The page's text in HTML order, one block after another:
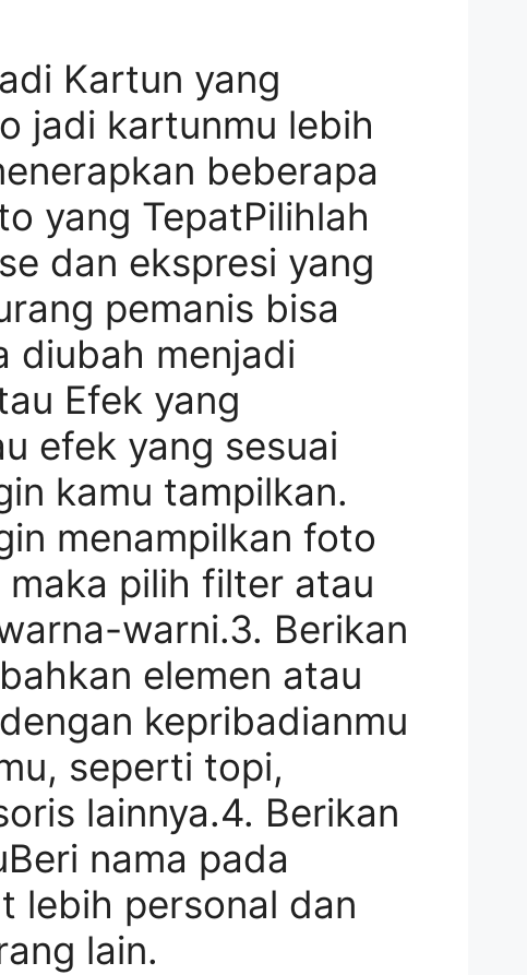
Kartun yang
jadi kartunmu lebih
beberapa
yang TepatPilihlah
dan ekspresi yang
pemanis bisa
diubah menjadi
Efek yang
efek yang sesuai
kamu tampilkan.
menampilkan foto
pilih filter atau
warni.3. Berikan
elemen atau
kepribadianmu
seperti topi,
lainnya.4. Berikan
nama pada
lebih personal dan
lain.